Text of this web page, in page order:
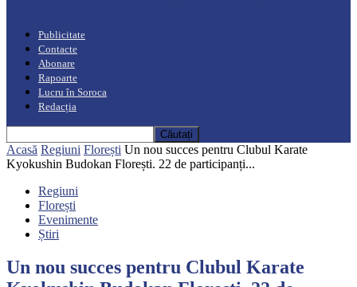
Publicitate
Contacte
Abonare
Rapoarte
Lucru în Soroca
Redacția
Acasă Regiuni Florești Un nou succes pentru Clubul Karate
Kyokushin Budokan Florești. 22 de participanți...
Regiuni
Florești
Evenimente
Știri
Un nou succes pentru Clubul Karate